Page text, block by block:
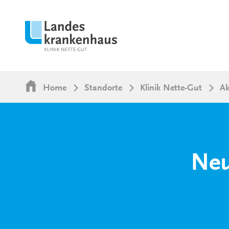
Home Standorte Klinik Nette-Gut